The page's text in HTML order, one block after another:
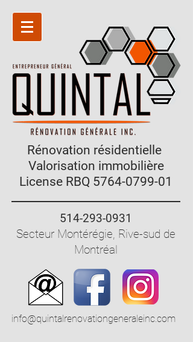
Rénovation résidentielle
Valorisation immobilière
License RBQ 5764-0799-01
514-293-0931
Secteur Montérégie, Rive-sud de
Montréal
info@quintalrenovationgeneraleinc.com